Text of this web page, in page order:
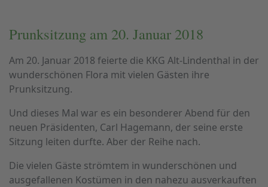
Prunksitzung am 20. Januar 2018
Am 20. Januar 2018 feierte die KKG Alt-Lindenthal in der
wunderschönen Flora mit vielen Gästen ihre
Prunksitzung.
Und dieses Mal war es ein besonderer Abend für den
neuen Präsidenten, Carl Hagemann, der seine erste
Sitzung leiten durfte. Aber der Reihe nach.
Die vielen Gäste strömtem in wunderschönen und
ausgefallenen Kostümen in den nahezu ausverkauften